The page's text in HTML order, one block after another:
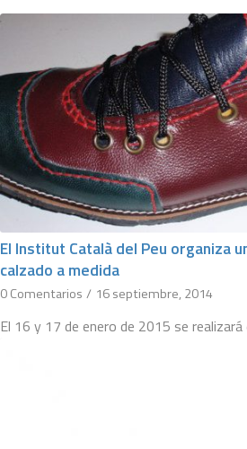
El Institut Català del Peu organiza
calzado a medida
0 Comentarios / 16 septiembre, 2014
El 16 y 17 de enero de 2015 se